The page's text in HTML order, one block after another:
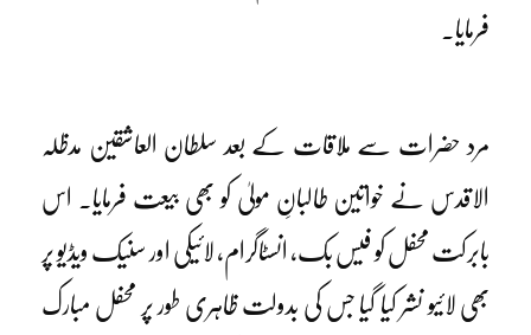
فرمایا۔
مرد حضرات سے ملاقات کے بعد سلطان العاشقین مدظلہ
الاقدس نے خواتین طالبانِ مولیٰ کو بھی بیعت فرمایا۔ اس
بابرکت محفل کو فیس بک، انسٹاگرام، لائیکی اور سنیک ویڈیو پر
بھی لائیو نشر کیا گیا جس کی بدولت ظاہری طور پر محفل مبارک